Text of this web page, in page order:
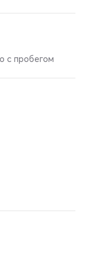
с пробегом